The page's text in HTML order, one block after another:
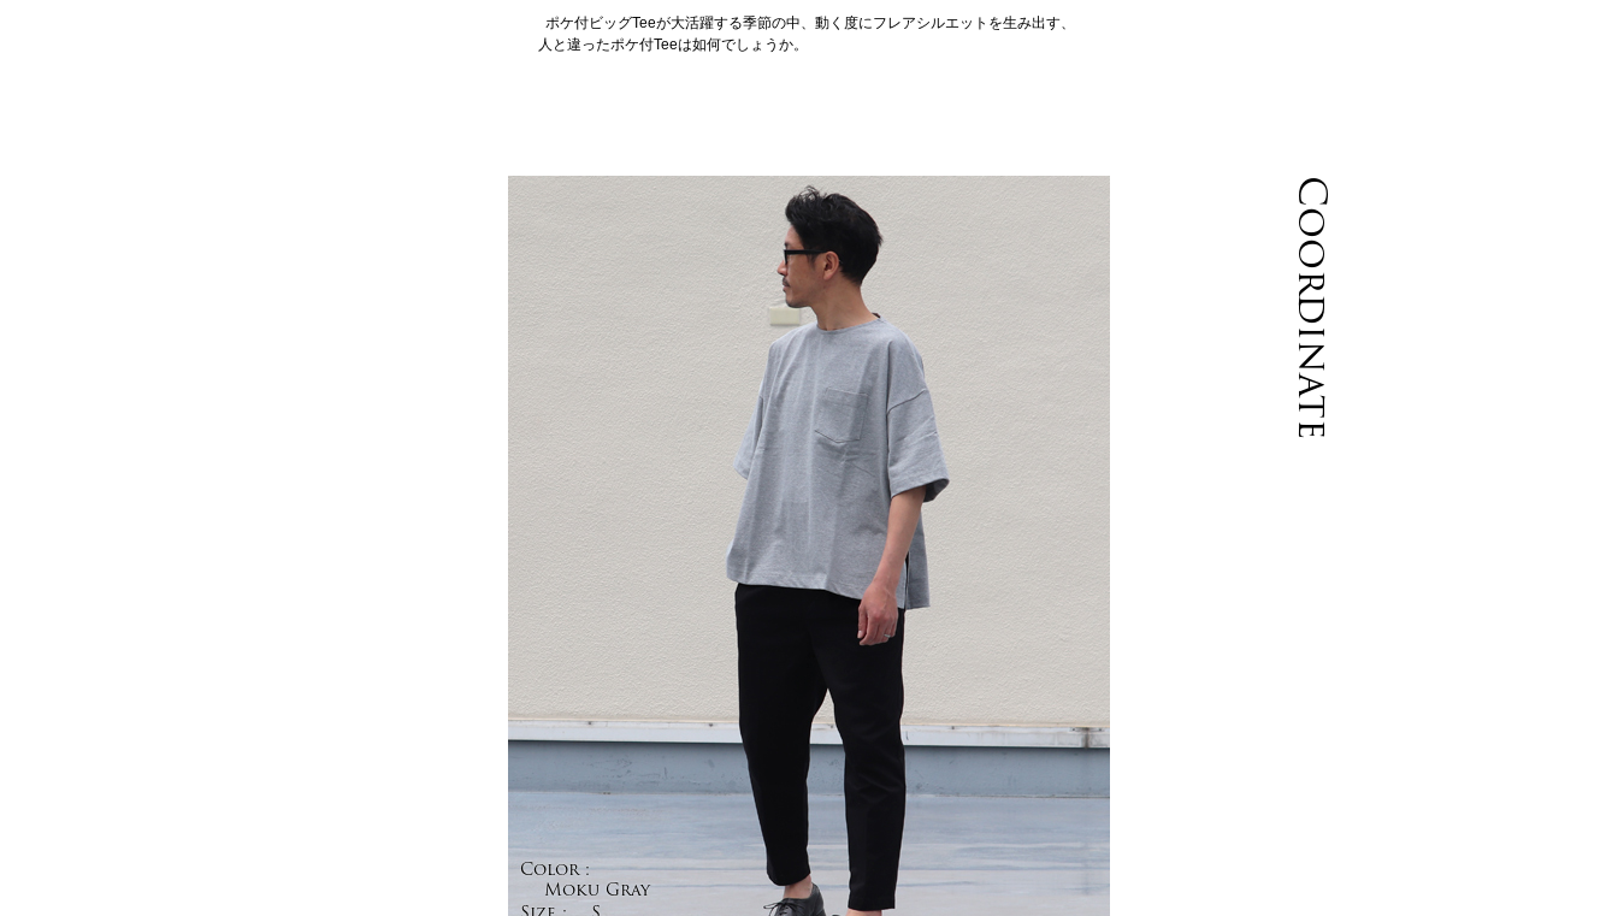
ポケ付ビッグTeeが大活躍する季節の中、動く度にフレアシルエットを生み出す、
人と違ったポケ付Teeは如何でしょうか。
Coordinate
Color :
Moku Gray